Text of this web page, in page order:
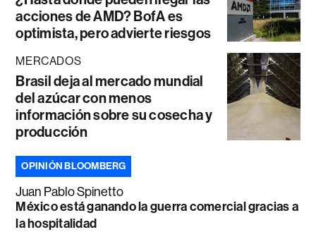
acciones de AMD? BofA es
optimista, pero advierte riesgos
MERCADOS
Brasil deja al mercado mundial
del azúcar con menos
información sobre su cosecha y
producción
OPINIÓN BLOOMBERG
Juan Pablo Spinetto
México está ganando la guerra comercial gracias a
la hospitalidad